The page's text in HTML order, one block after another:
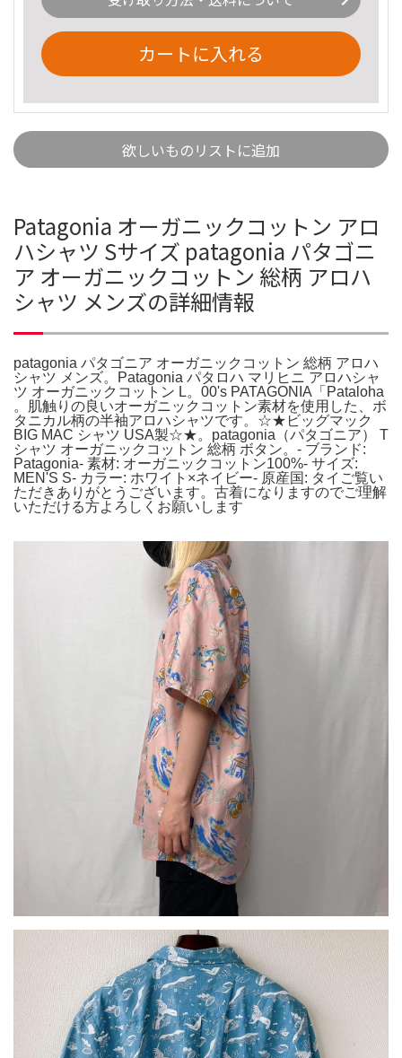
カートに入れる
欲しいものリストに追加
Patagonia オーガニックコットン アロ
ハシャツ Sサイズ patagonia パタゴニ
ア オーガニックコットン 総柄 アロハ
シャツ メンズの詳細情報
patagonia パタゴニア オーガニックコットン 総柄 アロハ
シャツ メンズ。Patagonia パタロハ マリヒニ アロハシャ
ツ オーガニックコットン L。00's PATAGONIA「Pataloha
。肌触りの良いオーガニックコットン素材を使用した、ボ
タニカル柄の半袖アロハシャツです。☆★ビッグマック
BIG MAC シャツ USA製☆★。patagonia（パタゴニア） T
シャツ オーガニックコットン 総柄 ボタン。- ブランド:
Patagonia- 素材: オーガニックコットン100%- サイズ:
MEN'S S- カラー: ホワイト×ネイビー- 原産国: タイご覧い
ただきありがとうございます。古着になりますのでご理解
いただける方よろしくお願いします